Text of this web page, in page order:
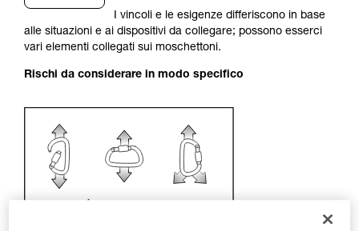
attività. Ne possono esistere altre che non
vengono qui descritte.
I vincoli e le esigenze differiscono in base
alle situazioni e ai dispositivi da collegare; possono esserci
vari elementi collegati sui moschettoni.
Rischi da considerare in modo specifico